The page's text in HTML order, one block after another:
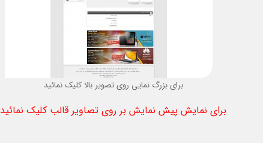
برای بزرگ نمایی روی تصویر بالا کلیک نمائید
برای نمایش پیش نمایش بر روی تصاویر قالب کلیک نمائید